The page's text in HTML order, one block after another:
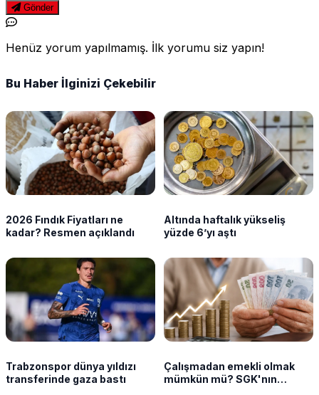
Gönder
Henüz yorum yapılmamış. İlk yorumu siz yapın!
Bu Haber İlginizi Çekebilir
2026 Fındık Fiyatları ne
kadar? Resmen açıklandı
Altında haftalık yükseliş
yüzde 6’yı aştı
Trabzonspor dünya yıldızı
transferinde gaza bastı
Çalışmadan emekli olmak
mümkün mü? SGK'nın